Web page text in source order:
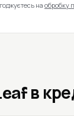
на обробку
в